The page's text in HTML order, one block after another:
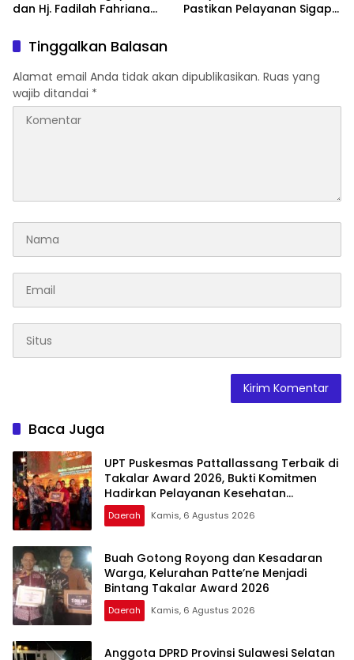
dan Hj. Fadilah Fahriana
Keluarga
Pastikan Pelayanan Sigap
Tinggalkan Balasan
Alamat email Anda tidak akan dipublikasikan. Ruas yang
wajib ditandai *
Baca Juga
UPT Puskesmas Pattallassang Terbaik di
Takalar Award 2026, Bukti Komitmen
Hadirkan Pelayanan Kesehatan
Berkualitas
Daerah Kamis, 6 Agustus 2026
Buah Gotong Royong dan Kesadaran
Warga, Kelurahan Patte’ne Menjadi
Bintang Takalar Award 2026
Daerah Kamis, 6 Agustus 2026
Anggota DPRD Provinsi Sulawesi Selatan